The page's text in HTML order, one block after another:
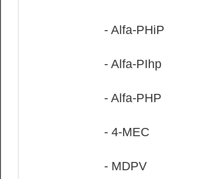
- Alfa-PHiP
- Alfa-PIhp
- Alfa-PHP
- 4-MEC
- MDPV